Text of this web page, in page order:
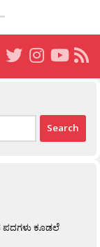
ಪದಗಳು ಕೂಡಲೆ